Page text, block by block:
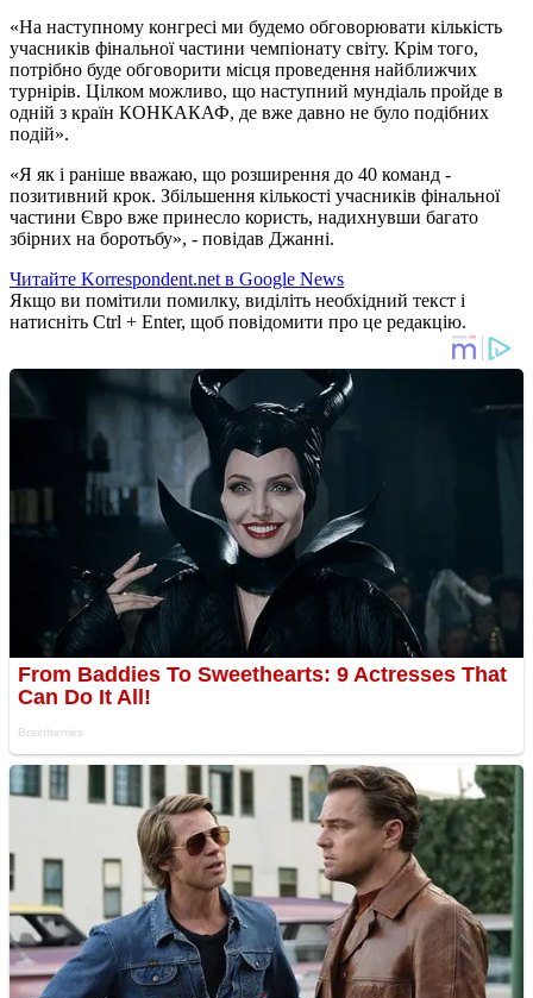
«На наступному конгресі ми будемо обговорювати кількість
учасників фінальної частини чемпіонату світу. Крім того,
потрібно буде обговорити місця проведення найближчих
турнірів. Цілком можливо, що наступний мундіаль пройде в
одній з країн КОНКАКАФ, де вже давно не було подібних
подій».
«Я як і раніше вважаю, що розширення до 40 команд -
позитивний крок. Збільшення кількості учасників фінальної
частини Євро вже принесло користь, надихнувши багато
збірних на боротьбу», - повідав Джанні.
Читайте Korrespondent.net в Google News
Якщо ви помітили помилку, виділіть необхідний текст і
натисніть Ctrl + Enter, щоб повідомити про це редакцію.